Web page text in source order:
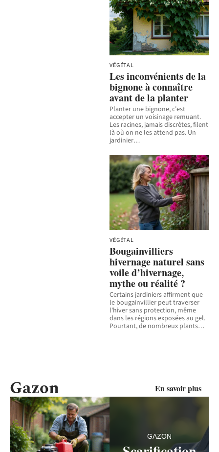
VÉGÉTAL
Les inconvénients de la
bignone à connaître
avant de la planter
Planter une bignone, c'est
accepter un voisinage remuant.
Les racines, jamais discrètes, filent
là où on ne les attend pas. Un
jardinier…
VÉGÉTAL
Bougainvilliers
hivernage naturel sans
voile d’hivernage,
mythe ou réalité ?
Certains jardiniers affirment que
le bougainvillier peut traverser
l'hiver sans protection, même
dans les régions exposées au gel.
Pourtant, de nombreux plants…
Gazon En savoir plus
GAZON